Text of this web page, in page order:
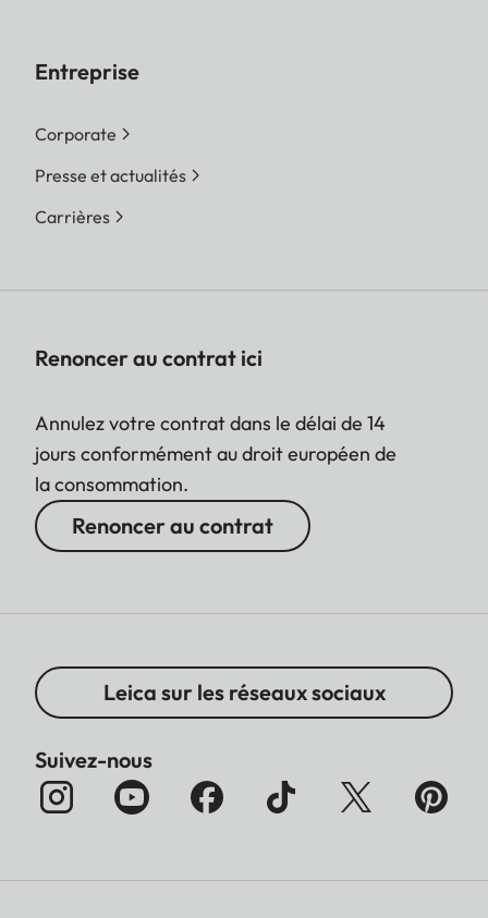
Entreprise
Corporate
Presse et actualités
Carrières
Renoncer au contrat ici
Annulez votre contrat dans le délai de 14
jours conformément au droit européen de
la consommation.
Renoncer au contrat
Leica sur les réseaux sociaux
Suivez-nous